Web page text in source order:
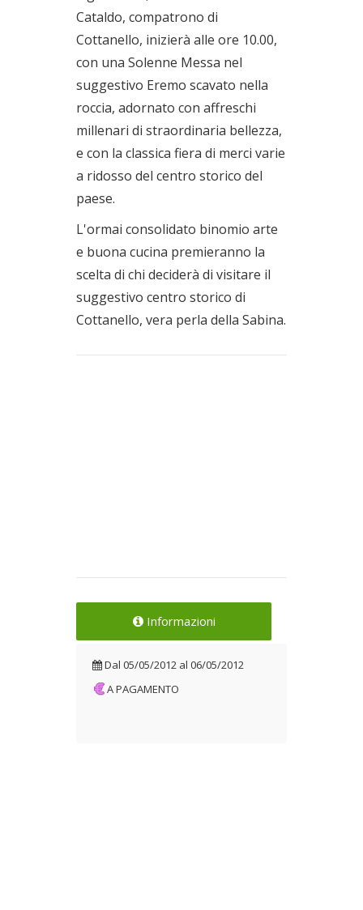
Cataldo, compatrono di
Cottanello, inizierà alle ore 10.00,
con una Solenne Messa nel
suggestivo Eremo scavato nella
roccia, adornato con affreschi
millenari di straordinaria bellezza,
e con la classica fiera di merci varie
a ridosso del centro storico del
paese.
L'ormai consolidato binomio arte
e buona cucina premieranno la
scelta di chi deciderà di visitare il
suggestivo centro storico di
Cottanello, vera perla della Sabina.
Informazioni
Dal 05/05/2012 al 06/05/2012
A PAGAMENTO